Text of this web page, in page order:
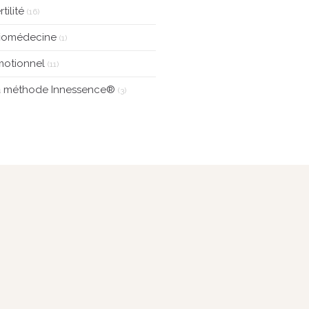
(16)
(1)
(11)
méthode Innessence® (3)